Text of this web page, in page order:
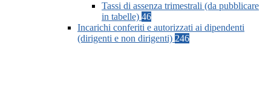
Tassi di assenza trimestrali (da pubblicare
in tabelle) 46
Incarichi conferiti e autorizzati ai dipendenti
(dirigenti e non dirigenti) 246